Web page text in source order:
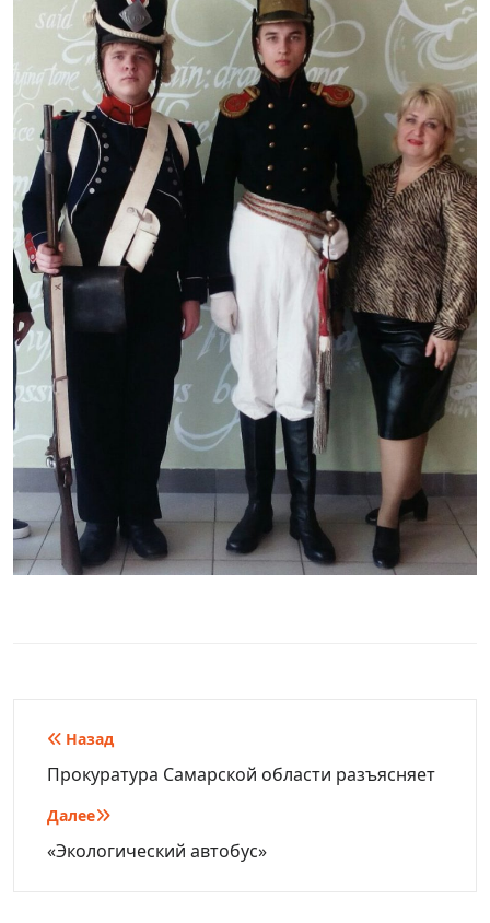
Навигация
по
записям
Назад
Прокуратура Cамарской области разъясняет
Далее
«Экологический автобус»